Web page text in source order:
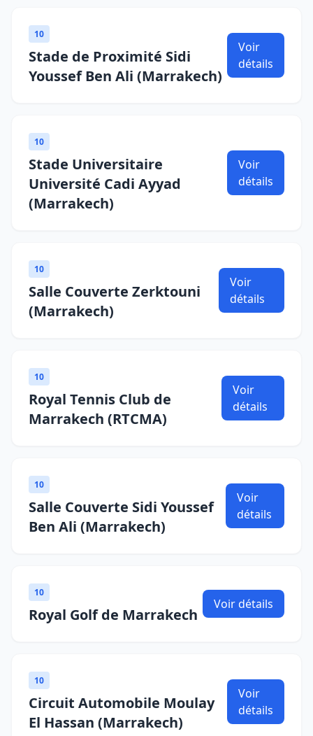
10
Stade de Proximité Sidi
Youssef Ben Ali (Marrakech)
Voir
détails
10
Stade Universitaire
Université Cadi Ayyad
(Marrakech)
Voir
détails
10
Salle Couverte Zerktouni
(Marrakech)
Voir
détails
10
Royal Tennis Club de
Marrakech (RTCMA)
Voir
détails
10
Salle Couverte Sidi Youssef
Ben Ali (Marrakech)
Voir
détails
10
Royal Golf de Marrakech
Voir détails
10
Circuit Automobile Moulay
El Hassan (Marrakech)
Voir
détails